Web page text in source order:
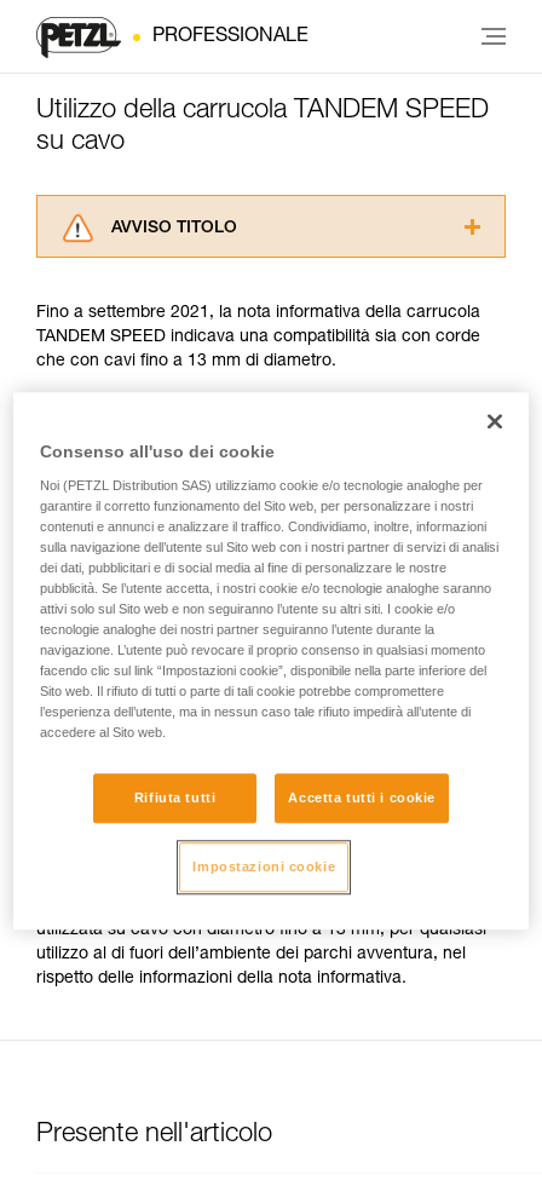
PROFESSIONALE
Utilizzo della carrucola TANDEM SPEED
su cavo
AVVISO TITOLO
consultarlo. Dovete aver compreso le
informazioni dell’istruzione tecnica per poter
capire queste ulteriori informazioni.
Verificate con un professionista la vostra
sicurezza, prima di riprodurla autonomamente.
Forniamo esempi di tecniche relative alla vostra
attività. Ne possono esistere altre che non
vengono qui descritte.
Fino a settembre 2021, la nota informativa della carrucola
TANDEM SPEED indicava una compatibilità sia con corde
che con cavi fino a 13 mm di diametro.
regolamentata dalla norma EN 17109, che riguarda soltanto i
criteri di questo riferimento normativo: l’imperdibilità e la
protezione delle dita. Non esistono altri riferimenti normativi
sui DPI che riguardano l’utilizzo di carrucole su cavo.
Per l’utilizzo su cavo nei Parchi Avventura, le uniche
carrucole Petzl certificate sono:
- Le carrucole TRAC CLUB (P023AB00/P023AB01) e
TRAC GUIDE (P024AB00/P024AB01).
- Le carrucole TRAC (P023AA00/P023BA00) e TRAC
PLUS (P024AA00/P024BA00).
La nota informativa della TANDEM SPEED non indica più la
utilizzata su cavo con diametro fino a 13 mm, per qualsiasi
utilizzo al di fuori dell’ambiente dei parchi avventura, nel
rispetto delle informazioni della nota informativa.
Presente nell'articolo
Consenso all'uso dei cookie
Noi (PETZL Distribution SAS) utilizziamo cookie e/o tecnologie analoghe per
garantire il corretto funzionamento del Sito web, per personalizzare i nostri
contenuti e annunci e analizzare il traffico. Condividiamo, inoltre, informazioni
sulla navigazione dell’utente sul Sito web con i nostri partner di servizi di analisi
dei dati, pubblicitari e di social media al fine di personalizzare le nostre
pubblicità. Se l’utente accetta, i nostri cookie e/o tecnologie analoghe saranno
attivi solo sul Sito web e non seguiranno l’utente su altri siti. I cookie e/o
tecnologie analoghe dei nostri partner seguiranno l’utente durante la
navigazione. L’utente può revocare il proprio consenso in qualsiasi momento
facendo clic sul link “Impostazioni cookie”, disponibile nella parte inferiore del
Sito web. Il rifiuto di tutti o parte di tali cookie potrebbe compromettere
l’esperienza dell’utente, ma in nessun caso tale rifiuto impedirà all’utente di
accedere al Sito web.
Rifiuta tutti Accetta tutti i cookie
Impostazioni cookie